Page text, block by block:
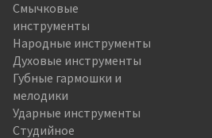
Смычковые
инструменты
Народные инструменты
Духовые инструменты
Губные гармошки и
мелодики
Ударные инструменты
Студийное